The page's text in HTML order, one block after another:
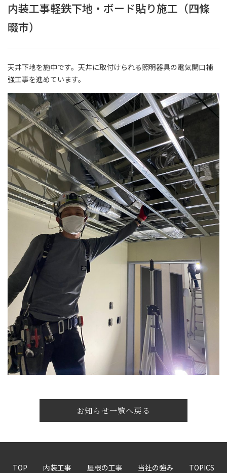
内装工事軽鉄下地・ボード貼り施工（四條
畷市）
天井下地を施中です。天井に取付けられる照明器具の電気開口補
強工事を進めています。
お知らせ一覧へ戻る
TOP 内装工事 屋根の工事 当社の強み TOPICS